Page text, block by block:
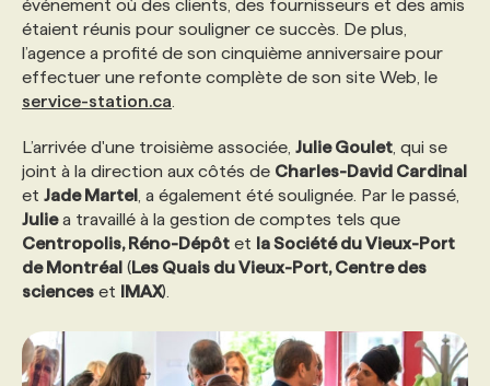
PROGRAMMES DE SUBVENTIONS
ANNONCEZ AVEC NOUS
événement où des clients, des fournisseurs et des amis
étaient réunis pour souligner ce succès. De plus,
l’agence a profité de son cinquième anniversaire pour
effectuer une refonte complète de son site Web, le
service-station.ca
L’arrivée d'une troisième associée, Julie Goulet , qui se
joint à la direction aux côtés de Charles-David Cardinal
et Jade Martel , a également été soulignée. Par le passé,
Juliea travaillé à la gestion de comptes tels que
Centropolis, Réno-Dépôt et la Société du Vieux-Port
de Montréal (Les Quais du Vieux-Port, Centre des
sciences et IMAX).